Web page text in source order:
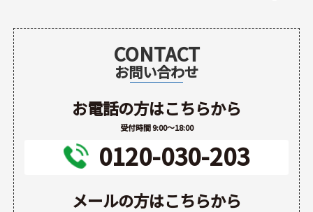
CONTACT
お問い合わせ
お電話の方はこちらから
受付時間 9:00～18:00
0120-030-203
メールの方はこちらから